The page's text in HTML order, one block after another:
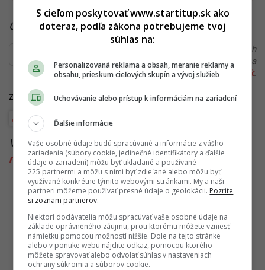
Čítaj viac z kategórie:Zo Slovenska
Ďakujeme, že čítaš Startitup. V prípade, že máš postreh
alebo si našiel v článku chybu, napíš nám na
redakcia@startitup.sk.
Zdroje: TASR, SITA
Vláda Eduarda Hegera
Viac k téme:energetika,eura, heger,plyn,Poľsko
ruble,Rusko,slovensko,zemný plyn
S cieľom poskytovať www.startitup.sk ako
doteraz, podľa zákona potrebujeme tvoj
súhlas na:
Personalizovaná reklama a obsah, meranie reklamy a
obsahu, prieskum cieľových skupín a vývoj služieb
Uchovávanie alebo prístup k informáciám na zariadení
Ďalšie informácie
Vaše osobné údaje budú spracúvané a informácie z vášho
zariadenia (súbory cookie, jedinečné identifikátory a ďalšie
údaje o zariadení) môžu byť ukladané a používané
225 partnermi a môžu s nimi byť zdieľané alebo môžu byť
využívané konkrétne týmito webovými stránkami. My a naši
partneri môžeme používať presné údaje o geolokácii. Pozrite
si zoznam partnerov.
Niektorí dodávatelia môžu spracúvať vaše osobné údaje na
základe oprávneného záujmu, proti ktorému môžete vzniesť
námietku pomocou možností nižšie. Dole na tejto stránke
alebo v ponuke webu nájdite odkaz, pomocou ktorého
môžete spravovať alebo odvolať súhlas v nastaveniach
ochrany súkromia a súborov cookie.